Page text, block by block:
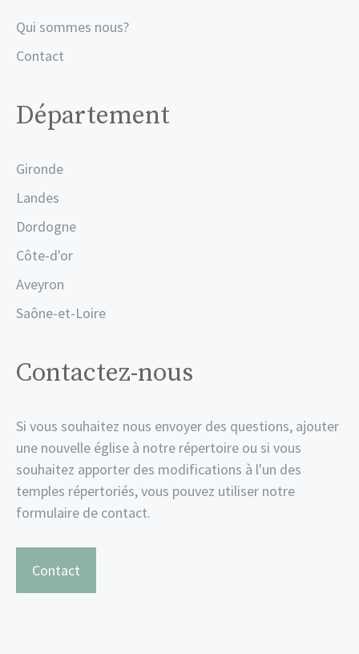
Qui sommes nous?
Contact
Département
Gironde
Landes
Dordogne
Côte-d'or
Aveyron
Saône-et-Loire
Contactez-nous
Si vous souhaitez nous envoyer des questions, ajouter
une nouvelle église à notre répertoire ou si vous
souhaitez apporter des modifications à l'un des
temples répertoriés, vous pouvez utiliser notre
formulaire de contact.
Contact